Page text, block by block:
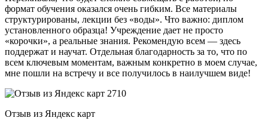
формат обучения оказался очень гибким. Все материалы
структурированы, лекции без «воды». Что важно: диплом
установленного образца! Учреждение дает не просто
«корочки», а реальные знания. Рекомендую всем — здесь
поддержат и научат. Отдельная благодарность за то, что по
всем ключевым моментам, важным конкретно в моем случае,
мне пошли на встречу и все получилось в наилучшем виде!
Отзыв из Яндекс карт